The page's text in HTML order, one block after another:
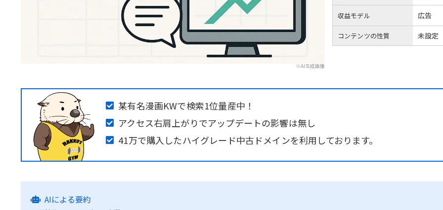
※AI生成画像
収益モデル 広告
コンテンツの性質 未設定
某有名漫画KWで検索1位量産中！
アクセス右肩上がりでアップデートの影響は無し
41万で購入したハイグレード中古ドメインを利用しております。
AIによる要約